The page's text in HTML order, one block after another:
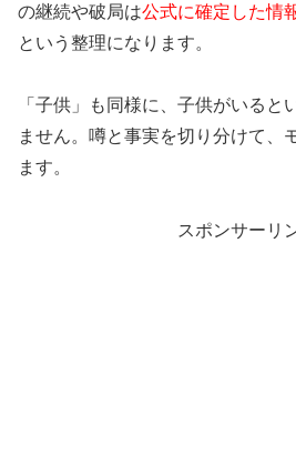
の継続や破局は公式に確定した情
という整理になります。
「子供」も同様に、子供がいると
ません。噂と事実を切り分けて、
ます。
スポンサーリ